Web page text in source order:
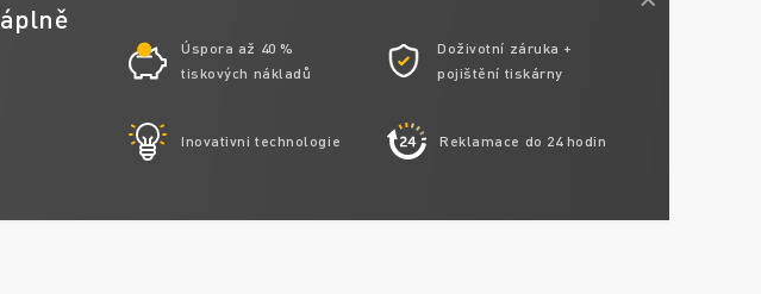
Úspora až 40 %
tiskových nákladů
Doživotní záruka +
pojištění tiskárny
Inovativni technologie Reklamace do 24 hodin